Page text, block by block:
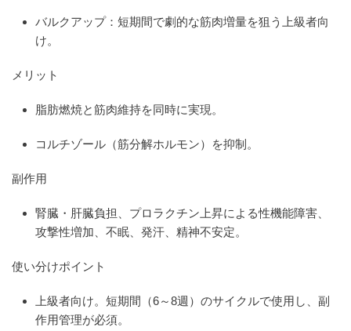
バルクアップ：短期間で劇的な筋肉増量を狙う上級者向
け。
メリット
脂肪燃焼と筋肉維持を同時に実現。
コルチゾール（筋分解ホルモン）を抑制。
副作用
腎臓・肝臓負担、プロラクチン上昇による性機能障害、
攻撃性増加、不眠、発汗、精神不安定。
使い分けポイント
上級者向け。短期間（6～8週）のサイクルで使用し、副
作用管理が必須。